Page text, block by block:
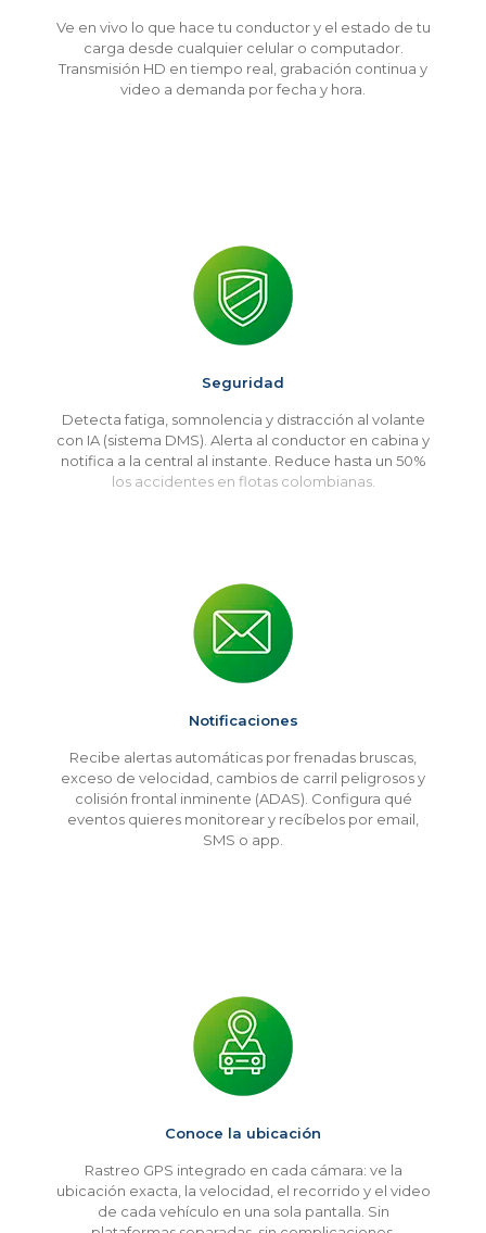
Ve en vivo lo que hace tu conductor y el estado de tu
carga desde cualquier celular o computador.
Transmisión HD en tiempo real, grabación continua y
video a demanda por fecha y hora.
Seguridad
Detecta fatiga, somnolencia y distracción al volante
con IA (sistema DMS). Alerta al conductor en cabina y
notifica a la central al instante. Reduce hasta un 50%
los accidentes en flotas colombianas.
Notificaciones
Recibe alertas automáticas por frenadas bruscas,
exceso de velocidad, cambios de carril peligrosos y
colisión frontal inminente (ADAS). Configura qué
eventos quieres monitorear y recíbelos por email,
SMS o app.
Conoce la ubicación
Rastreo GPS integrado en cada cámara: ve la
ubicación exacta, la velocidad, el recorrido y el video
de cada vehículo en una sola pantalla. Sin